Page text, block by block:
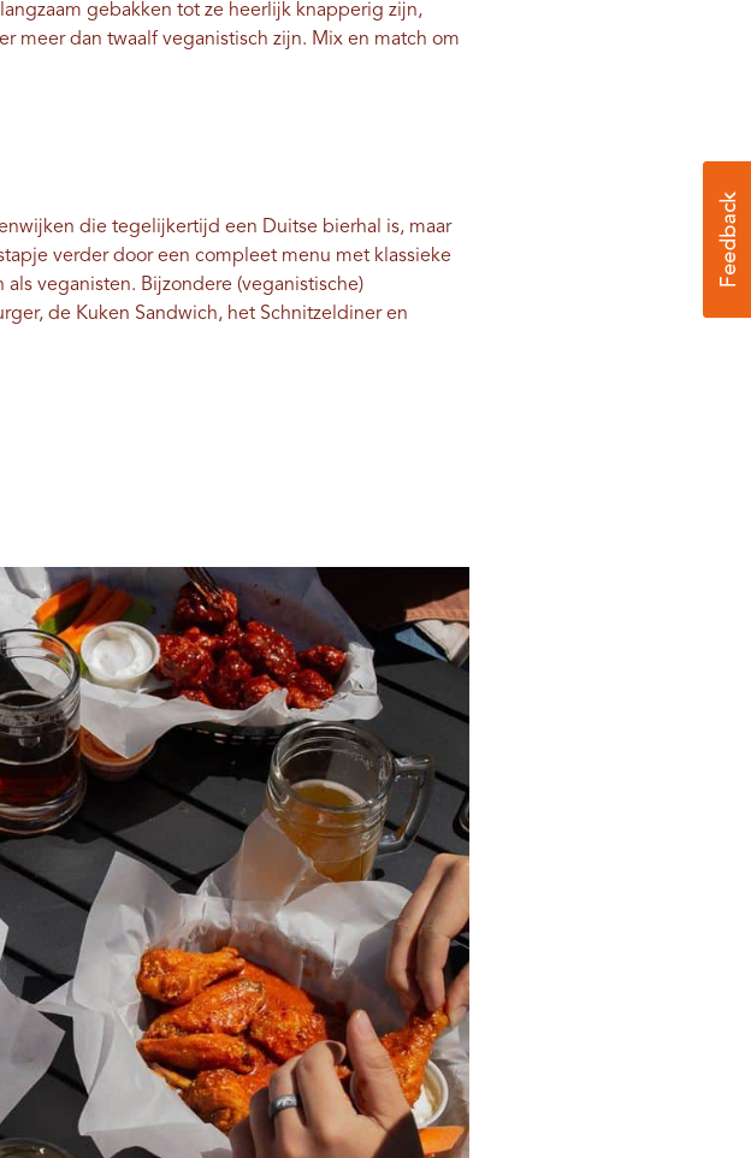
gebakken tot ze heerlijk knapperig zijn,
meer dan twaalf veganistisch zijn. Mix en match om
die tegelijkertijd een Duitse bierhal is, maar
verder door een compleet menu met klassieke
veganisten. Bijzondere (veganistische)
de Kuken Sandwich, het Schnitzeldiner en